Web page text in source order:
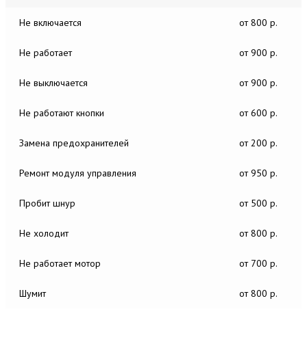
Не включается от 800 р.
Не работает от 900 р.
Не выключается от 900 р.
Не работают кнопки от 600 р.
Замена предохранителей от 200 р.
Ремонт модуля управления от 950 р.
Пробит шнур от 500 р.
Не холодит от 800 р.
Не работает мотор от 700 р.
Шумит от 800 р.